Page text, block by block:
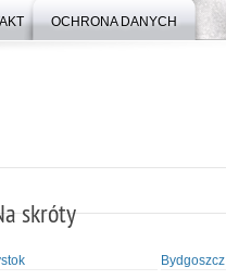
OCHRONA DANYCH
skróty
Bydgoszcz